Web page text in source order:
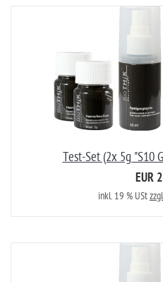
Test-Set (2x 5g "S10
EUR
inkl. 19 % USt